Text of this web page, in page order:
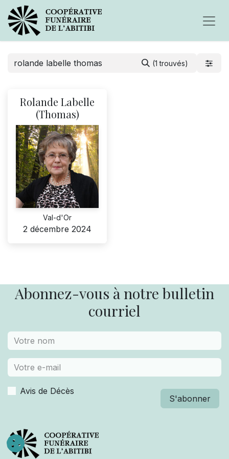
(1 trouvés)
Rolande Labelle
(Thomas)
Val-d'Or
2 décembre 2024
Abonnez-vous à notre bulletin
courriel
Avis de Décès
S'abonner